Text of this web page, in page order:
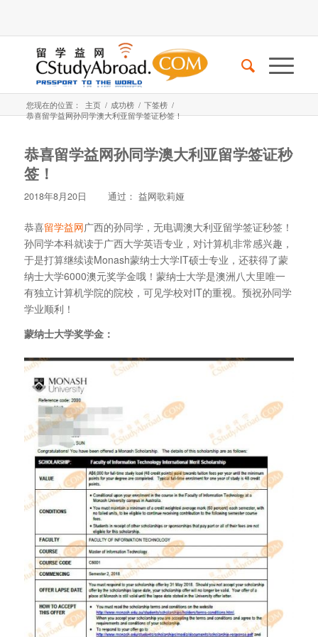
您现在的位置： 主页 / 成功榜 / 下签榜 /
恭喜留学益网孙同学澳大利亚留学签证秒签！
恭喜留学益网孙同学澳大利亚留学签证秒
签！
2018年8月20日 通过： 益网歌莉娅
恭喜留学益网广西的孙同学，无电调澳大利亚留学签证秒签！
孙同学本科就读于广西大学英语专业，对计算机非常感兴趣，
于是打算继续读Monash蒙纳士大学IT硕士专业，还获得了蒙
纳士大学6000澳元奖学金哦！蒙纳士大学是澳洲八大里唯一
有独立计算机学院的院校，可见学校对IT的重视。预祝孙同学
学业顺利！
蒙纳士大学奖学金：